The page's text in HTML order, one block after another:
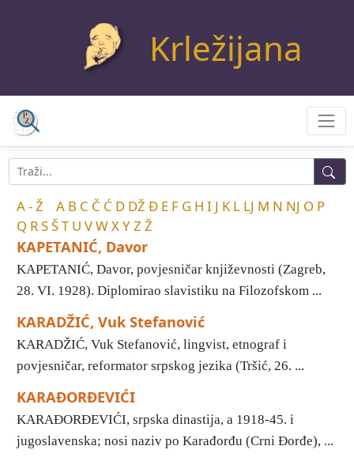
Krležijana
A - Ž A B C Č Ć D DŽ Đ E F G H I J K L LJ M N NJ O P
Q RSŠT U VWXYZ Ž
KAPETANIĆ, Davor
KAPETANIĆ, Davor, povjesničar književnosti (Zagreb,
28. VI. 1928). Diplomirao slavistiku na Filozofskom ...
KARADŽIĆ, Vuk Stefanović
KARADŽIĆ, Vuk Stefanović, lingvist, etnograf i
povjesničar, reformator srpskog jezika (Tršić, 26. ...
KARAĐORĐEVIĆI
KARAĐORĐEVIĆI, srpska dinastija, a 1918-45. i
jugoslavenska; nosi naziv po Karađorđu (Crni Đorđe), ...